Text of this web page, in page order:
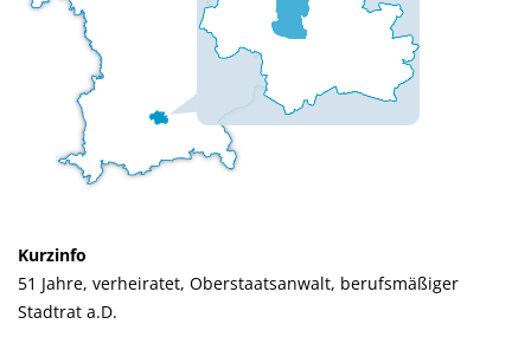
Kurzinfo
51 Jahre, verheiratet, Oberstaatsanwalt, berufsmäßiger
Stadtrat a.D.